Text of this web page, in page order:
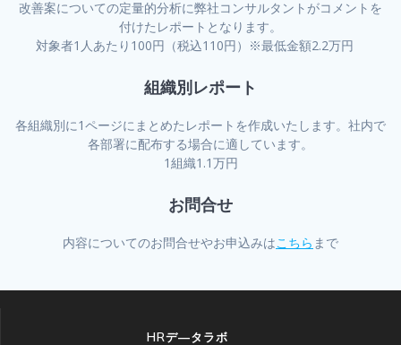
改善案についての定量的分析に弊社コンサルタントがコメントを
付けたレポートとなります。
対象者1人あたり100円（税込110円）※最低金額2.2万円
組織別レポート
各組織別に1ページにまとめたレポートを作成いたします。社内で
各部署に配布する場合に適しています。
1組織1.1万円
お問合せ
内容についてのお問合せやお申込みはこちら まで
HRデ―タラボ